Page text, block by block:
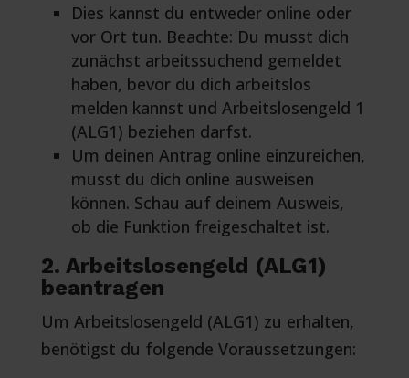
Dies kannst du entweder online oder
vor Ort tun. Beachte: Du musst dich
zunächst arbeitssuchend gemeldet
haben, bevor du dich arbeitslos
melden kannst und Arbeitslosengeld 1
(ALG1) beziehen darfst.
Um deinen Antrag online einzureichen,
musst du dich online ausweisen
können. Schau auf deinem Ausweis,
ob die Funktion freigeschaltet ist.
2. Arbeitslosengeld (ALG1)
beantragen
Um Arbeitslosengeld (ALG1) zu erhalten,
benötigst du folgende Voraussetzungen: